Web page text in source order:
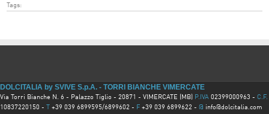
Tags:
DOLCITALIA by SVIVE S.p.A. - TORRI BIANCHE VIMERCATE
Via Torri Bianche N. 6 - Palazzo Tiglio - 20871 - VIMERCATE (MB) P.IVA 02399000963 - C.F.
10837220150 -
+39 039 6899595/6899602 - F +39 039 6899622 - @ info@dolcitalia.com